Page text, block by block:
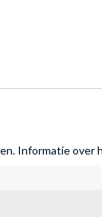
Informatie over